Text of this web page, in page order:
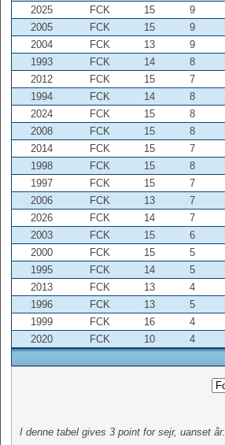
2025
FCK 15 9
2005
FCK 15 9
2004
FCK 13 9
1993
FCK 14 8
2012
FCK 15 7
1994
FCK 14 8
2024
FCK 15 8
2008
FCK 15 8
2014
FCK 15 7
1998
FCK 15 8
1997
FCK 15 7
2006
FCK 13 7
2026
FCK 14 7
2003
FCK 15 6
2000
FCK 15 5
1995
FCK 14 5
2013
FCK 13 4
1996
FCK 13 5
1999
FCK 16 4
2020
FCK 10 4
I denne tabel gives 3 point for sejr, uanset år.